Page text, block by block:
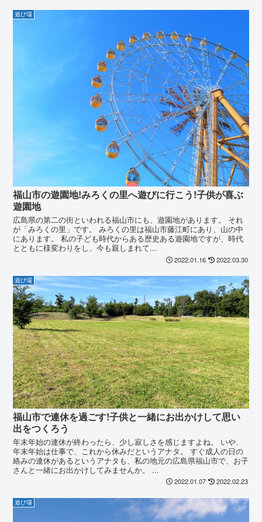
遊び場
福山市の遊園地!みろくの里へ遊びに行こう!子供が喜ぶ
遊園地
広島県の第二の街といわれる福山市にも、遊園地があります。 それ
が「みろくの里」です。 みろくの里は福山市藤江町にあり、山の中
にあります。 私の子ども時代からある歴史ある遊園地ですが、時代
とともに様変わりをし、今も親しまれて...
2022.01.16 2022.03.30
遊び場
福山市で連休を過ごす!子供と一緒にお出かけして思い
出をつくろう
年末年始の連休が終わったら、少し寂しさを感じますよね。 いや、
年末年始は仕事で、これから休みだというアナタ。 すぐ成人の日の
絡みの連休があるというアナタも、私の地元の広島県福山市で、お子
さんと一緒にお出かけしてみませんか。 ...
2022.01.07 2022.02.23
遊び場